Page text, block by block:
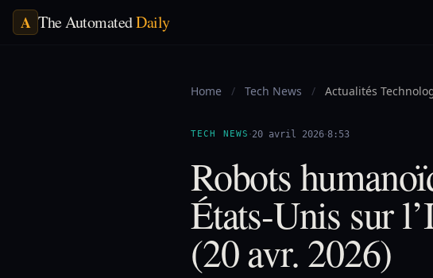
A The AutomatedDaily
Home / Tech News / Actualités
TECH NEWS ·20 avril 2026·8:53
Robots
États-Unis sur
(20 avr. 2026)